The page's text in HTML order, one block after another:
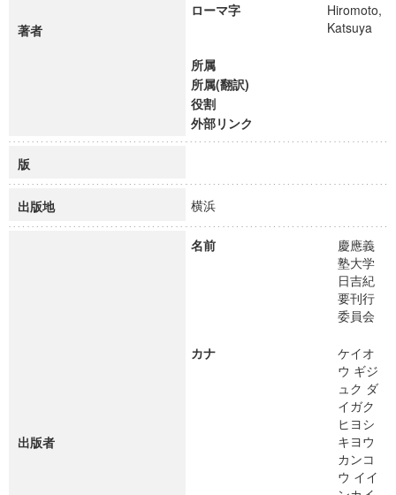
著者
ローマ字
Hiromoto,
Katsuya
所属
所属(翻訳)
役割
外部リンク
版
出版地 横浜
出版者
名前
慶應義
塾大学
日吉紀
要刊行
委員会
カナ
ケイオ
ウ ギジ
ュク ダ
イガク
ヒヨシ
キヨウ
カンコ
ウ イイ